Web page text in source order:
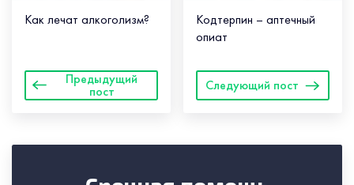
Как лечат алкоголизм?
Предыдущий
пост
Кодтерпин – аптечный
опиат
Следующий пост